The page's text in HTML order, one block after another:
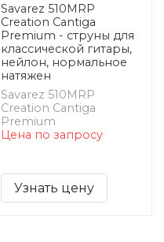
Savarez 510MRP
Creation Cantiga
Premium - струны для
классической гитары,
нейлон, нормальное
натяжен
Savarez 510MRP
Creation Cantiga
Premium
Цена по запросу
Узнать цену